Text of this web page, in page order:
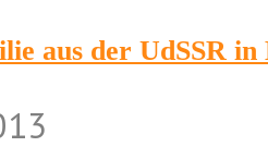
aus der UdSSR in